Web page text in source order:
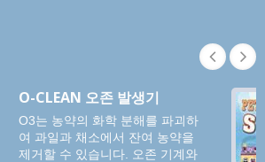
O-CLEAN 오존 발생기
O3는 농약의 화학 분해를 파괴하
여 과일과 채소에서 잔여 농약을
제거할 수 있습니다. 오존 기계와